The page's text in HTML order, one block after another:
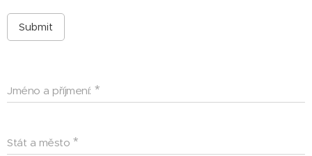
Submit
Jméno a příjmení:
Stát a město